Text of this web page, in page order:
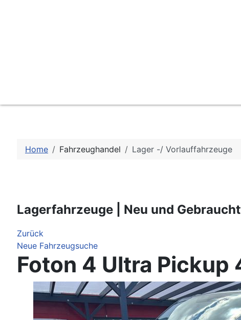
Home Fahrzeughandel Lager -/ Vorlauffahrzeuge
Lagerfahrzeuge | Neu und
Zurück
Neue Fahrzeugsuche
Foton 4 Ultra